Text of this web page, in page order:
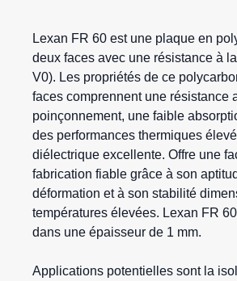
Lexan FR 60 est une plaque en
deux faces avec une résistance à
V0). Les propriétés de ce
faces comprennent une résistance
poinçonnement, une faible
des performances thermiques
diélectrique excellente. Offre une
fabrication fiable grâce à son
déformation et à son stabilité
températures élevées. Lexan FR
dans une épaisseur de 1 mm.
Applications potentielles sont la